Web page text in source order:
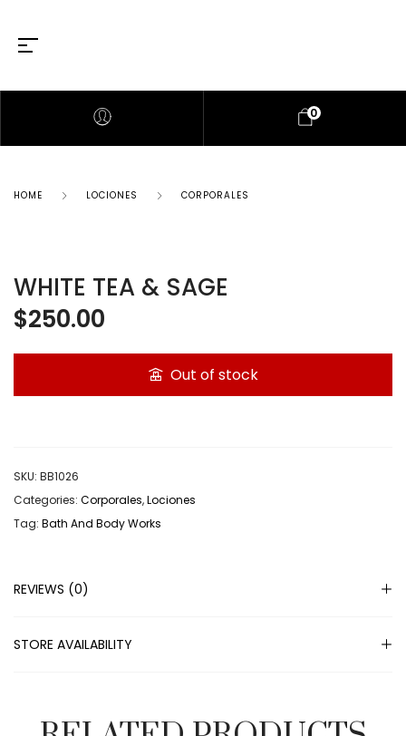
0
HOME LOCIONES CORPORALES
WHITE TEA & SAGE
$250.00
Out of stock
SKU: BB1026
Categories: Corporales,Lociones
Tag: Bath And Body Works
REVIEWS (0)
STORE AVAILABILITY